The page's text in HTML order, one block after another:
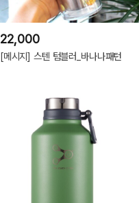
22,000
[메시지] 스텐 텀블러_바나나패턴